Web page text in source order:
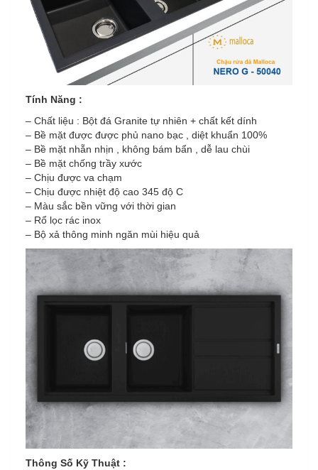
Tính Năng :
– Chất liệu : Bột đá Granite tự nhiên + chất kết dính
– Bề mặt được được phủ nano bạc , diệt khuẩn 100%
– Bề mặt nhẵn nhịn , không bám bẩn , dễ lau chùi
– Bề mặt chống trầy xước
– Chịu được va chạm
– Chịu được nhiệt độ cao 345 độ C
– Màu sắc bền vững với thời gian
– Rổ lọc rác inox
– Bộ xả thông minh ngăn mùi hiệu quả
Thông Số Kỹ Thuật :